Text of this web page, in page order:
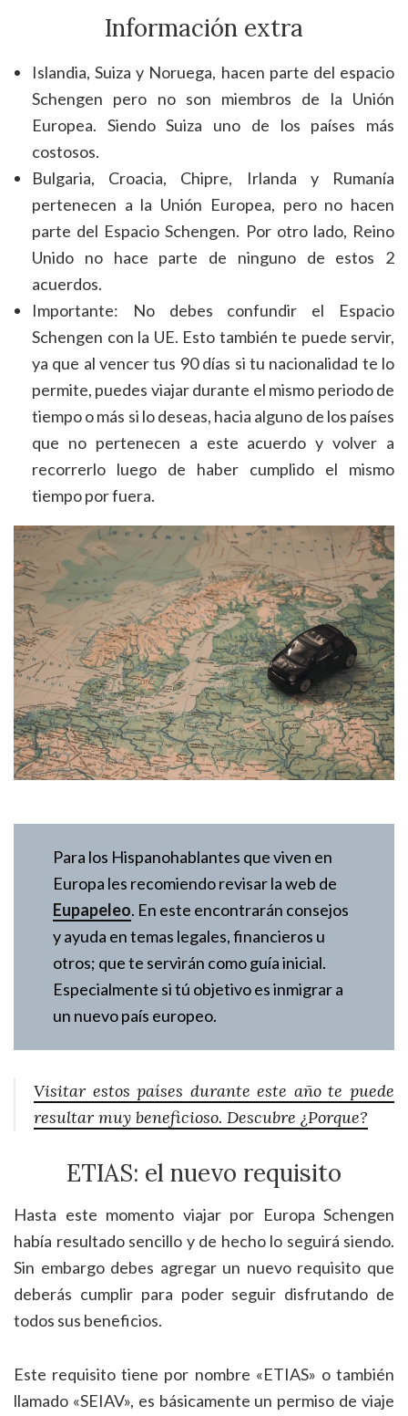
Información extra
Islandia, Suiza y Noruega, hacen parte del espacio
Schengen pero no son miembros de la Unión
Europea. Siendo Suiza uno de los países más
costosos.
Bulgaria, Croacia, Chipre, Irlanda y Rumanía
pertenecen a la Unión Europea, pero no hacen
parte del Espacio Schengen. Por otro lado, Reino
Unido no hace parte de ninguno de estos 2
acuerdos.
Importante: No debes confundir el Espacio
Schengen con la UE. Esto también te puede servir,
ya que al vencer tus 90 días si tu nacionalidad te lo
permite, puedes viajar durante el mismo periodo de
tiempo o más si lo deseas, hacia alguno de los países
que no pertenecen a este acuerdo y volver a
recorrerlo luego de haber cumplido el mismo
tiempo por fuera.
Para los Hispanohablantes que viven en
Europa les recomiendo revisar la web de
Eupapeleo. En este encontrarán consejos
y ayuda en temas legales, financieros u
otros; que te servirán como guía inicial.
Especialmente si tú objetivo es inmigrar a
un nuevo país europeo.
Visitar estos países durante este año te puede
resultar muy beneficioso. Descubre ¿Porque?
ETIAS: el nuevo requisito
Hasta este momento viajar por Europa Schengen
había resultado sencillo y de hecho lo seguirá siendo.
Sin embargo debes agregar un nuevo requisito que
deberás cumplir para poder seguir disfrutando de
todos sus beneficios.
Este requisito tiene por nombre «ETIAS» o también
llamado «SEIAV», es básicamente un permiso de viaje